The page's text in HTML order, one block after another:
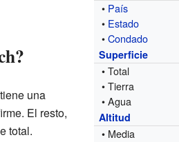
• País
• Estado
•Condado
Superficie
• Total
• Tierra
• Agua
Altitud
• Media
una
El resto,
total.